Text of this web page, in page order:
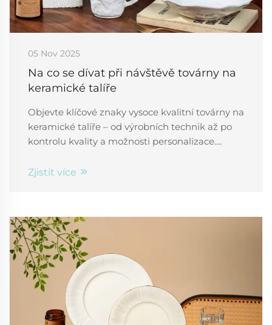
05 Nov 2025
Na co se dívat při návštěvě továrny na
keramické talíře
Objevte klíčové znaky vysoce kvalitní továrny na
keramické talíře – od výrobních technik až po
kontrolu kvality a možnosti personalizace.
dodavatele.
Zjistit více